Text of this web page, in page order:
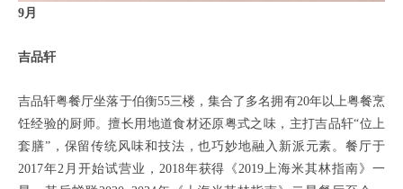
9月
吉品轩
吉品轩粤餐厅坐落于伯衡55三楼，集合了多名拥有20年以上粤餐烹
饪经验的厨师。擅⻓⽤地道食材还原粤式之味，主打吉品轩“位上
套膳”，保留传统风味和技法，也巧妙地融入新派元素。餐厅于
2017年2月开始试营业，2018年获得《2019上海米其林指南》一